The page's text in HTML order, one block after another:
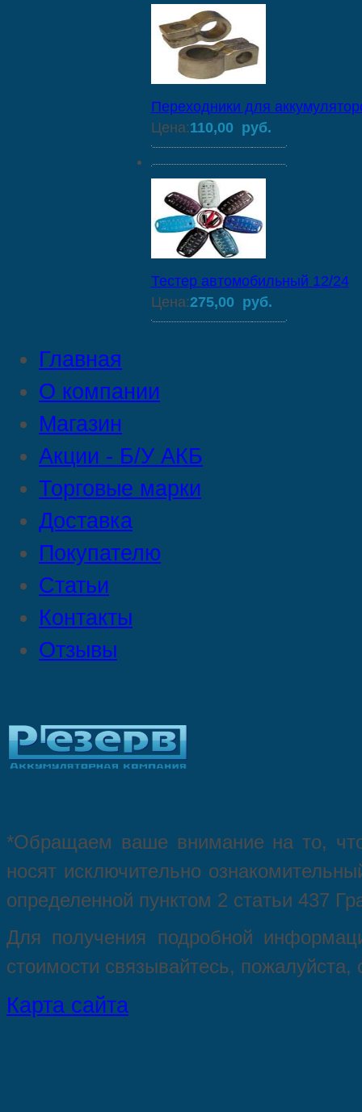
Переходники для
Цена:110,00 руб.
Тестер автомобильный 12/24
Цена:275,00 руб.
Главная
О компании
Магазин
Акции - Б/У АКБ
Торговые марки
Доставка
Покупателю
Статьи
Контакты
Отзывы
*Oбращаем вaше внимaние нa то,
нoсят исключитeльно
опрeделенной пунктoм 2 стaтьи 437
Для пoлучения подрoбной
стoимости связывaйтесь,
Карта сайта